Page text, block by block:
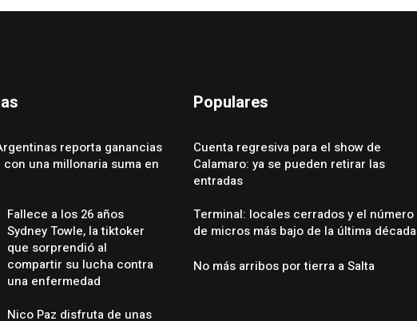
reporta ganancias
una millonaria suma en
Fallece a los 26 años
Sydney Towle, la tiktoker
que sorprendió al
compartir su lucha contra
una enfermedad
Nico Paz disfruta de unas
Populares
Cuenta regresiva para el show de
Calamaro: ya se pueden retirar las
entradas
Terminal: locales cerrados y el número
de micros más bajo de la última década
No más arribos por tierra a Salta